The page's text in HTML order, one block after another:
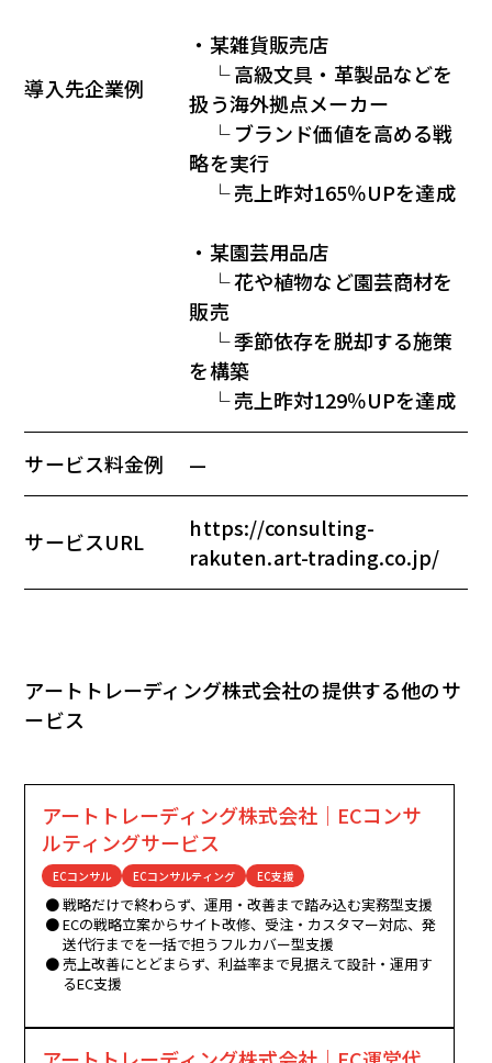
導入先企業例
・某雑貨販売店
└ 高級文具・革製品などを
扱う海外拠点メーカー
└ ブランド価値を高める戦
略を実行
└ 売上昨対165％UPを達成
・某園芸用品店
└ 花や植物など園芸商材を
販売
└ 季節依存を脱却する施策
を構築
└ 売上昨対129％UPを達成
サービス料金例 —
サービスURL
https://consulting-
rakuten.art-trading.co.jp/
アートトレーディング株式会社の提供する他のサ
ービス
アートトレーディング株式会社｜ECコンサ
ルティングサービス
ECコンサル ECコンサルティング EC支援
戦略だけで終わらず、運用・改善まで踏み込む実務型支援
ECの戦略立案からサイト改修、受注・カスタマー対応、発
送代行までを一括で担うフルカバー型支援
売上改善にとどまらず、利益率まで見据えて設計・運用す
るEC支援